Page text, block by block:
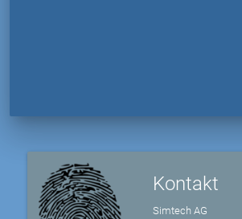
Kontakt
Simtech AG